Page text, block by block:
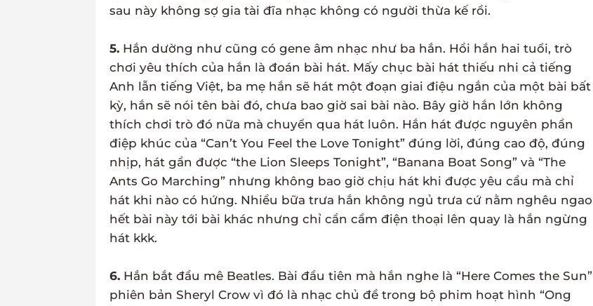
sau này không sợ gia tài đĩa nhạc không có người thừa kế rồi.
5. Hắn dường như cũng có gene âm nhạc như ba hắn. Hồi hắn hai tuổi, trò
chơi yêu thích của hắn là đoán bài hát. Mấy chục bài hát thiếu nhi cả tiếng
Anh lẫn tiếng Việt, ba mẹ hắn sẽ hát một đoạn giai điệu ngắn của một bài bất
kỳ, hắn sẽ nói tên bài đó, chưa bao giờ sai bài nào. Bây giờ hắn lớn không
thích chơi trò đó nữa mà chuyển qua hát luôn. Hắn hát được nguyên phần
điệp khúc của “Can’t You Feel the Love Tonight” đúng lời, đúng cao độ, đúng
nhịp, hát gần được “the Lion Sleeps Tonight”, “Banana Boat Song” và “The
Ants Go Marching” nhưng không bao giờ chịu hát khi được yêu cầu mà chỉ
hát khi nào có hứng. Nhiều bữa trưa hắn không ngủ trưa cứ nằm nghêu ngao
hết bài này tới bài khác nhưng chỉ cần cầm điện thoại lên quay là hắn ngừng
hát kkk.
6. Hắn bắt đầu mê Beatles. Bài đầu tiên mà hắn nghe là “Here Comes the Sun”
phiên bản Sheryl Crow vì đó là nhạc chủ đề trong bộ phim hoạt hình “Ong